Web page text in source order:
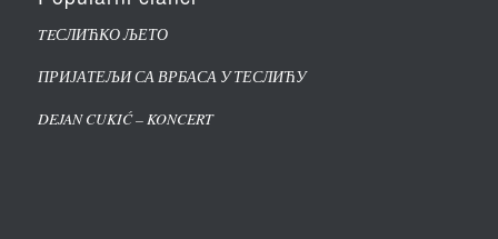
TEСЛИЋКО ЉЕТО
ПРИЈАТЕЉИ СА ВРБАСА У ТЕСЛИЋУ
DEJAN CUKIĆ – KONCERT